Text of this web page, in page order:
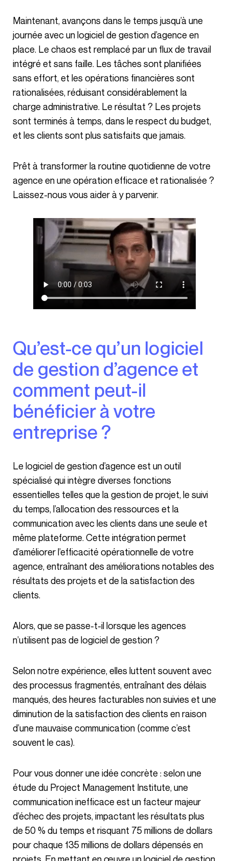
Maintenant, avançons dans le temps jusqu’à une
journée avec un logiciel de gestion d’agence en
place. Le chaos est remplacé par un flux de travail
intégré et sans faille. Les tâches sont planifiées
sans effort, et les opérations financières sont
rationalisées, réduisant considérablement la
charge administrative. Le résultat ? Les projets
sont terminés à temps, dans le respect du budget,
et les clients sont plus satisfaits que jamais.
Prêt à transformer la routine quotidienne de votre
agence en une opération efficace et rationalisée ?
Laissez-nous vous aider à y parvenir.
Qu’est-ce qu’un logiciel
de gestion d’agence et
comment peut-il
bénéficier à votre
entreprise ?
Le logiciel de gestion d’agence est un outil
spécialisé qui intègre diverses fonctions
essentielles telles que la gestion de projet, le suivi
du temps, l’allocation des ressources et la
communication avec les clients dans une seule et
même plateforme. Cette intégration permet
d’améliorer l’efficacité opérationnelle de votre
agence, entraînant des améliorations notables des
résultats des projets et de la satisfaction des
clients.
Alors, que se passe-t-il lorsque les agences
n’utilisent pas de logiciel de gestion ?
Selon notre expérience, elles luttent souvent avec
des processus fragmentés, entraînant des délais
manqués, des heures facturables non suivies et une
diminution de la satisfaction des clients en raison
d’une mauvaise communication (comme c’est
souvent le cas).
Pour vous donner une idée concrète : selon une
étude du Project Management Institute, une
communication inefficace est un facteur majeur
d’échec des projets, impactant les résultats plus
de 50 % du temps et risquant 75 millions de dollars
pour chaque 135 millions de dollars dépensés en